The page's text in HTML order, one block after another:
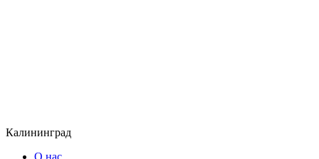
Калининград
О нас